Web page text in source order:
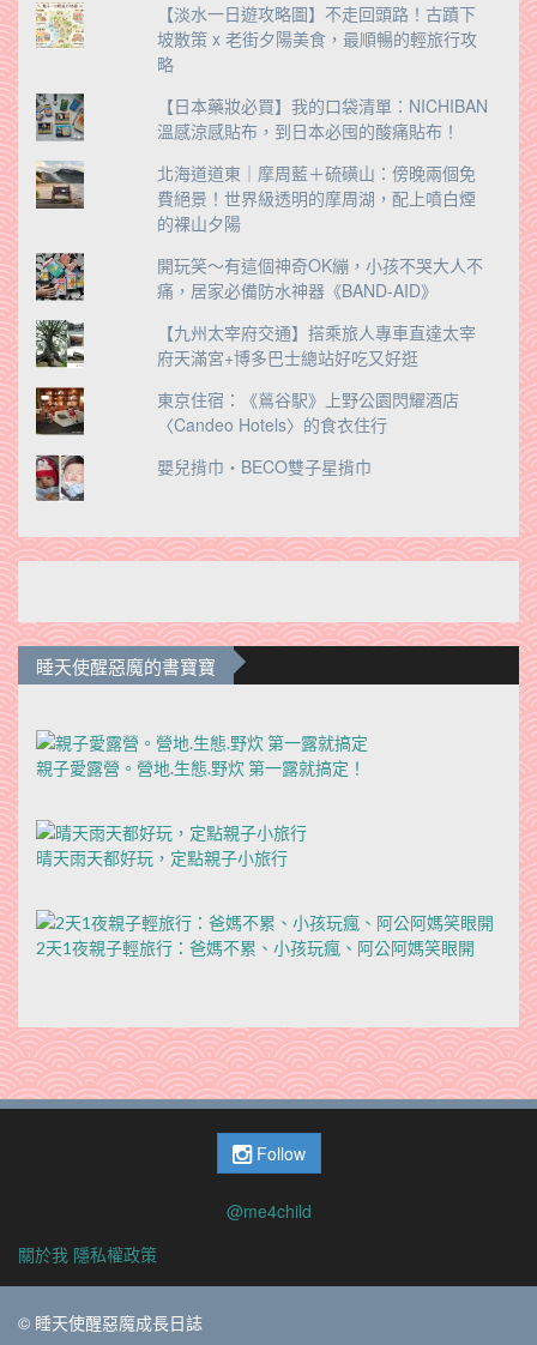
【淡水一日遊攻略圖】不走回頭路！古蹟下
坡散策 x 老街夕陽美食，最順暢的輕旅行攻
略
【日本藥妝必買】我的口袋清單：NICHIBAN
溫感涼感貼布，到日本必囤的酸痛貼布！
北海道道東｜摩周藍＋硫磺山：傍晚兩個免
費絕景！世界級透明的摩周湖，配上噴白煙
的裸山夕陽
開玩笑～有這個神奇OK繃，小孩不哭大人不
痛，居家必備防水神器《BAND-AID》
【九州太宰府交通】搭乘旅人專車直達太宰
府天滿宮+博多巴士總站好吃又好逛
東京住宿：《鶑谷駅》上野公園閃耀酒店
〈Candeo Hotels〉的食衣住行
嬰兒揹巾‧BECO雙子星揹巾
睡天使醒惡魔的書寶寶
親子愛露營。營地.生態.野炊 第一露就搞定！
晴天雨天都好玩，定點親子小旅行
2天1夜親子輕旅行：爸媽不累、小孩玩瘋、阿公阿媽笑眼開
Follow
@me4child
關於我 隱私權政策
© 睡天使醒惡魔成長日誌